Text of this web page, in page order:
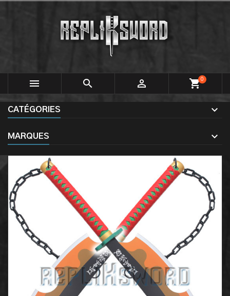
   shopping_cart0
CATÉGORIES
MARQUES